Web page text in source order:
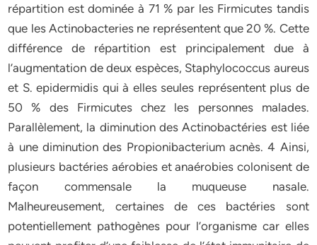
répartition est dominée à 71 % par les Firmicutes tandis
que les Actinobacteries ne représentent que 20 %. Cette
différence de répartition est principalement due à
l’augmentation de deux espèces, Staphylococcus aureus
et S. epidermidis qui à elles seules représentent plus de
50 % des Firmicutes chez les personnes malades.
Parallèlement, la diminution des Actinobactéries est liée
à une diminution des Propionibacterium acnès. 4 Ainsi,
plusieurs bactéries aérobies et anaérobies colonisent de
façon commensale la muqueuse nasale.
Malheureusement, certaines de ces bactéries sont
potentiellement pathogènes pour l’organisme car elles